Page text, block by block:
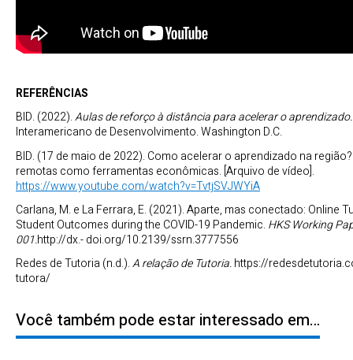
REFERÊNCIAS
BID. (2022).Aulas de reforço à distância para acelerar o aprendizado.
Interamericano de Desenvolvimento. Washington D.C.
BID. (17 de maio de 2022). Como acelerar o aprendizado na
remotas como ferramentas econômicas. [Arquivo de vídeo].
https://www.youtube.com/watch?v=TvtjSVJWYiA
Carlana, M. e La Ferrara, E. (2021). Aparte, mas conectado: Online
Student Outcomes during the COVID-19 Pandemic.HKS Working
001.http://dx.- doi.org/10.2139/ssrn.3777556
Redes de Tutoria (n.d.).A relação de Tutoria.https://
tutora/
Você também pode estar interessado em…